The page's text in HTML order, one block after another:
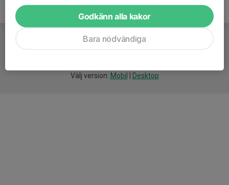
Välj version: Mobil Desktop
Godkänn alla kakor
Bara nödvändiga